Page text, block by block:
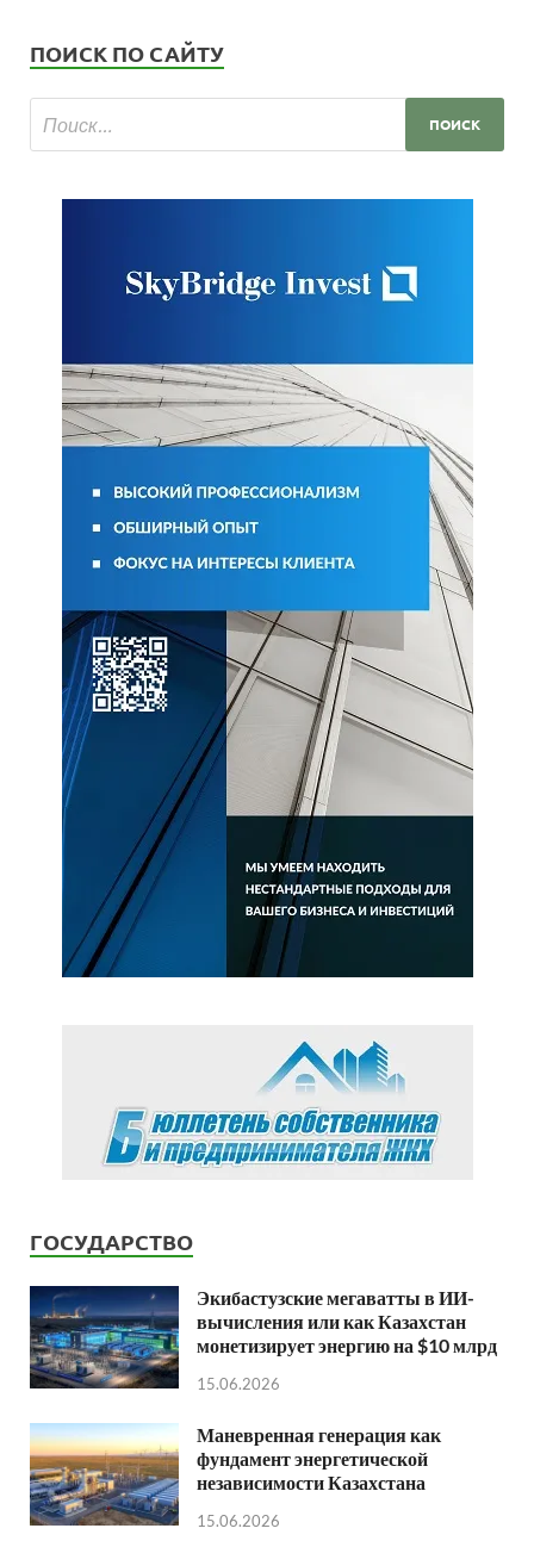
ПОИСК ПО САЙТУ
ГОСУДАРСТВО
Экибастузские мегаватты в ИИ-
вычисления или как Казахстан
монетизирует энергию на $10 млрд
15.06.2026
Маневренная генерация как
фундамент энергетической
независимости Казахстана
15.06.2026